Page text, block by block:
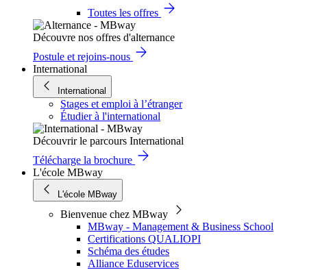
Toutes les offres
Découvre nos offres d'alternance
Postule et rejoins-nous
International
International
Stages et emploi à l’étranger
Étudier à l'international
Découvrir le parcours International
Télécharge la brochure
L'école MBway
L'école MBway
Bienvenue chez MBway
MBway - Management & Business School
Certifications QUALIOPI
Schéma des études
Alliance Eduservices